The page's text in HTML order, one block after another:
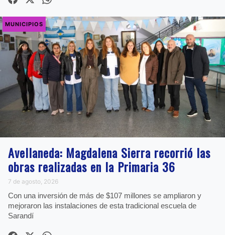
MUNICIPIOS
Avellaneda: Magdalena Sierra recorrió las
obras realizadas en la Primaria 36
7 de agosto, 2026
Con una inversión de más de $107 millones se ampliaron y
mejoraron las instalaciones de esta tradicional escuela de
Sarandí